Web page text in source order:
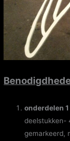
Benodig
onderdelen
deelstukken-
gemarkeerd,